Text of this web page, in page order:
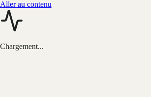
Aller au contenu
Chargement...